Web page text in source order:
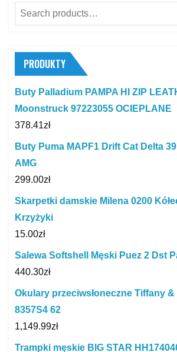
Search
for:
PRODUKTY
Buty Palladium PAMPA HI ZIP
Moonstruck 97223055 OCIEPLANE
378.41zł
Buty Puma MAPF1 Drift Cat Delta
AMG
299.00zł
Skarpetki damskie Milena 0200
Krzyżyki
15.00zł
Salewa Softshell Męski Puez 2 Dst
440.30zł
Okulary przeciwsłoneczne Tiffany &
8357S4 62
1,149.99zł
Trampki męskie BIG STAR